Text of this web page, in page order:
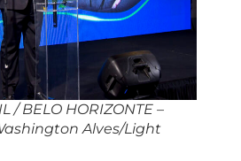
/ BELO HORIZONTE –
Alves/Light